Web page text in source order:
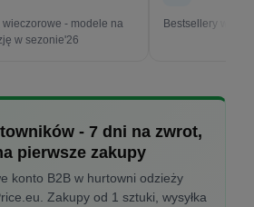
- modele na
w sezonie'26
Bestsellery w
- 7 dni na zwrot,
pierwsze zakupy
konto B2B w hurtowni odzieży
Zakupy od 1 sztuki, wysyłka